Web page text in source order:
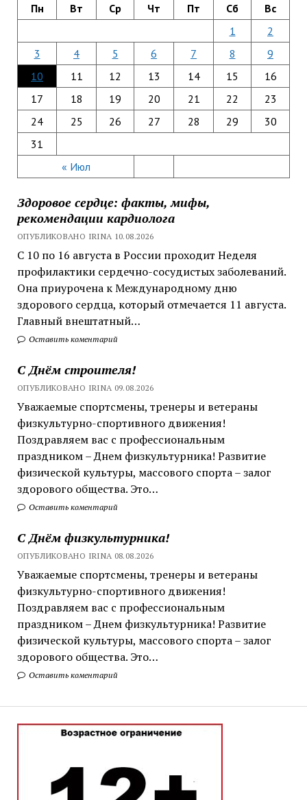
Пн Вт Ср Чт Пт Сб Вс
« Июл
1
2
3
4 5 6 7 8
9
10
11 12 13 14 15
16
17
18 19 20 21 22
23
24
25 26 27 28 29
30
31
Здоровое сердце: факты, мифы,
рекомендации кардиолога
ОПУБЛИКОВАНО IRINA 10.08.2026
С 10 по 16 августа в России проходит Неделя
профилактики сердечно-сосудистых заболеваний.
Она приурочена к Международному дню
здорового сердца, который отмечается 11 августа.
Главный внештатный…
Оставить коментарий
С Днём строителя!
ОПУБЛИКОВАНО IRINA 09.08.2026
Уважаемые спортсмены, тренеры и ветераны
физкультурно-спортивного движения!
Поздравляем вас с профессиональным
праздником – Днем физкультурника! Развитие
физической культуры, массового спорта – залог
здорового общества. Это…
Оставить коментарий
С Днём физкультурника!
ОПУБЛИКОВАНО IRINA 08.08.2026
Уважаемые спортсмены, тренеры и ветераны
физкультурно-спортивного движения!
Поздравляем вас с профессиональным
праздником – Днем физкультурника! Развитие
физической культуры, массового спорта – залог
здорового общества. Это…
Оставить коментарий